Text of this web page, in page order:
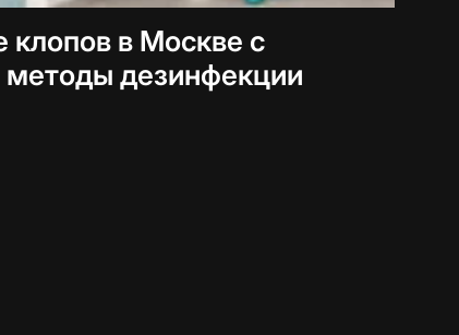
клопов в Москве с
методы дезинфекции